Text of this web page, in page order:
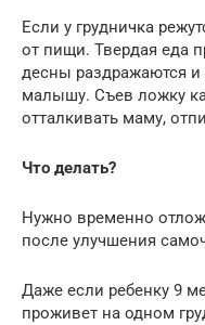
Если у грудничка
от пищи. Твердая еда
десны раздражаются
малышу. Съев ложку
отталкивать маму,
Что делать?
Нужно временно
после улучшения
Даже если ребенку 9
проживет на одном